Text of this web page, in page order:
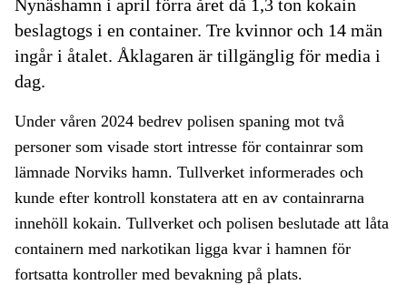
Nynäshamn i april förra året då 1,3 ton kokain
beslagtogs i en container. Tre kvinnor och 14 män
ingår i åtalet. Åklagaren är tillgänglig för media i
dag.
Under våren 2024 bedrev polisen spaning mot två
personer som visade stort intresse för containrar som
lämnade Norviks hamn. Tullverket informerades och
kunde efter kontroll konstatera att en av containrarna
innehöll kokain. Tullverket och polisen beslutade att låta
containern med narkotikan ligga kvar i hamnen för
fortsatta kontroller med bevakning på plats.